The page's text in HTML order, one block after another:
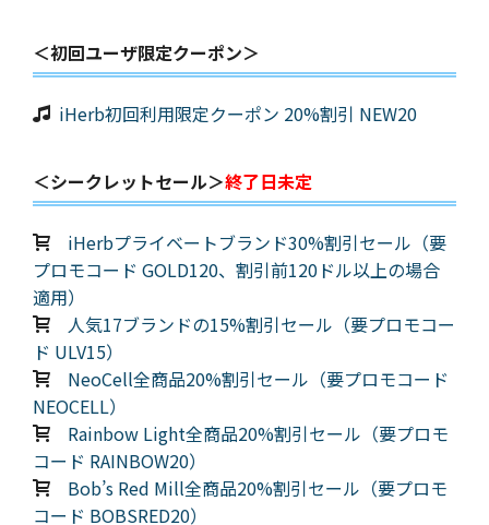
＜初回ユーザ限定クーポン＞
iHerb初回利用限定クーポン 20%割引 NEW20
＜シークレットセール＞終了日未定
iHerbプライベートブランド30%割引セール（要
プロモコード GOLD120、割引前120ドル以上の場合
適用）
人気17ブランドの15%割引セール（要プロモコー
ド ULV15）
NeoCell全商品20%割引セール（要プロモコード
NEOCELL）
Rainbow Light全商品20%割引セール（要プロモ
コード RAINBOW20）
Bob’s Red Mill全商品20%割引セール（要プロモ
コード BOBSRED20）